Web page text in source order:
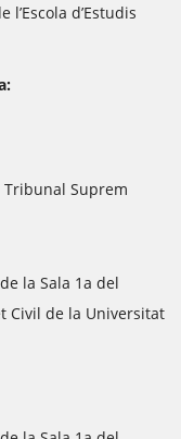
l’Escola d’Estudis
Tribunal Suprem
la Sala 1a del
Civil de la Universitat